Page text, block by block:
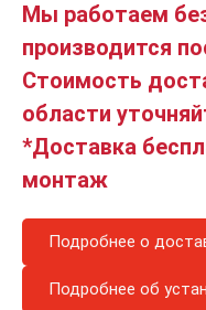
Мы работаем
производится
Стоимость
области
*Доставка
монтаж
Подробнее о
Подробнее об